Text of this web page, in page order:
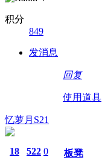
积分
849
发消息
回复
使用道具
忆萝月S21
18 522 0
板凳